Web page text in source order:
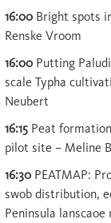
16:00 Bright spots
Renske Vroom
16:00 Putting
scale Typha
Neubert
16:15 Peat
pilot site – Meline
16:30 PEATMAP:
swob distribution,
Peninsula